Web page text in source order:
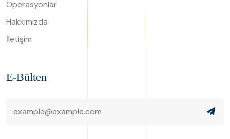
Operasyonlar
Hakkımızda
İletişim
E-Bülten